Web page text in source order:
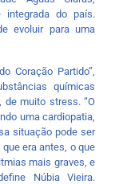
integrada do país.
evoluir para uma
Coração Partido”,
químicas
de muito stress. “O
uma cardiopatia,
situação pode ser
era antes, o que
mais graves, e
Núbia Vieira.